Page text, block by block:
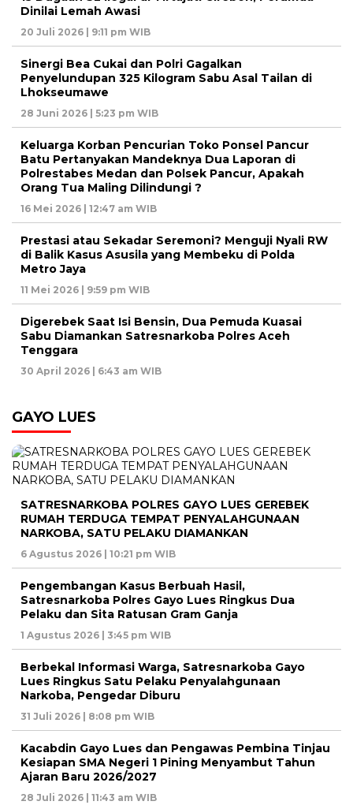
Dinilai Lemah Awasi
20 Juli 2026 | 9:11 pm WIB
Sinergi Bea Cukai dan Polri Gagalkan
Penyelundupan 325 Kilogram Sabu Asal Tailan di
Lhokseumawe
28 Juni 2026 | 5:23 pm WIB
Keluarga Korban Pencurian Toko Ponsel Pancur
Batu Pertanyakan Mandeknya Dua Laporan di
Polrestabes Medan dan Polsek Pancur, Apakah
Orang Tua Maling Dilindungi ?
16 Mei 2026 | 12:47 am WIB
Prestasi atau Sekadar Seremoni? Menguji Nyali RW
di Balik Kasus Asusila yang Membeku di Polda
Metro Jaya
11 Mei 2026 | 9:59 pm WIB
Digerebek Saat Isi Bensin, Dua Pemuda Kuasai
Sabu Diamankan Satresnarkoba Polres Aceh
Tenggara
30 April 2026 | 6:43 am WIB
GAYO LUES
SATRESNARKOBA POLRES GAYO LUES GEREBEK
RUMAH TERDUGA TEMPAT PENYALAHGUNAAN
NARKOBA, SATU PELAKU DIAMANKAN
6 Agustus 2026 | 10:21 pm WIB
Pengembangan Kasus Berbuah Hasil,
Satresnarkoba Polres Gayo Lues Ringkus Dua
Pelaku dan Sita Ratusan Gram Ganja
1 Agustus 2026 | 3:45 pm WIB
Berbekal Informasi Warga, Satresnarkoba Gayo
Lues Ringkus Satu Pelaku Penyalahgunaan
Narkoba, Pengedar Diburu
31 Juli 2026 | 8:08 pm WIB
Kacabdin Gayo Lues dan Pengawas Pembina Tinjau
Kesiapan SMA Negeri 1 Pining Menyambut Tahun
Ajaran Baru 2026/2027
28 Juli 2026 | 11:43 am WIB